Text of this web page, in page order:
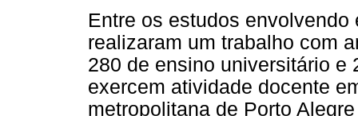
Entre os estudos
realizaram um trabalho com
280 de ensino universitário e
exercem atividade docente
metropolitana de Porto